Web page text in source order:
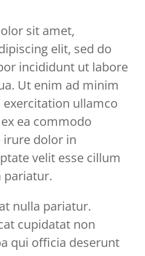
sit amet,
elit, sed do
incididunt ut labore
Ut enim ad minim
ullamco
ea commodo
irure dolor in
velit esse cillum
pariatur.
nulla pariatur.
cupidatat non
qui officia deserunt